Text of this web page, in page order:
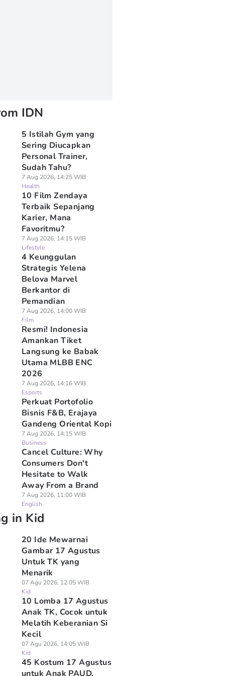
IDN
5 Istilah Gym yang
Sering Diucapkan
Personal Trainer,
Sudah Tahu?
7 Aug 2026, 14:25 WIB
Health
10 Film Zendaya
Terbaik Sepanjang
Karier, Mana
Favoritmu?
7 Aug 2026, 14:15 WIB
Lifestyle
4 Keunggulan
Strategis Yelena
Belova Marvel
Berkantor di
Pemandian
7 Aug 2026, 14:00 WIB
Film
Resmi! Indonesia
Amankan Tiket
Langsung ke Babak
Utama MLBB ENC
2026
7 Aug 2026, 14:16 WIB
Esports
Perkuat Portofolio
Bisnis F&B, Erajaya
Gandeng Oriental Kopi
7 Aug 2026, 14:15 WIB
Business
Cancel Culture: Why
Consumers Don't
Hesitate to Walk
Away From a Brand
7 Aug 2026, 11:00 WIB
English
in Kid
20 Ide Mewarnai
Gambar 17 Agustus
Untuk TK yang
Menarik
07 Agu 2026, 12:05 WIB
Kid
10 Lomba 17 Agustus
Anak TK, Cocok untuk
Melatih Keberanian Si
Kecil
07 Agu 2026, 14:05 WIB
Kid
45 Kostum 17 Agustus
untuk Anak PAUD,